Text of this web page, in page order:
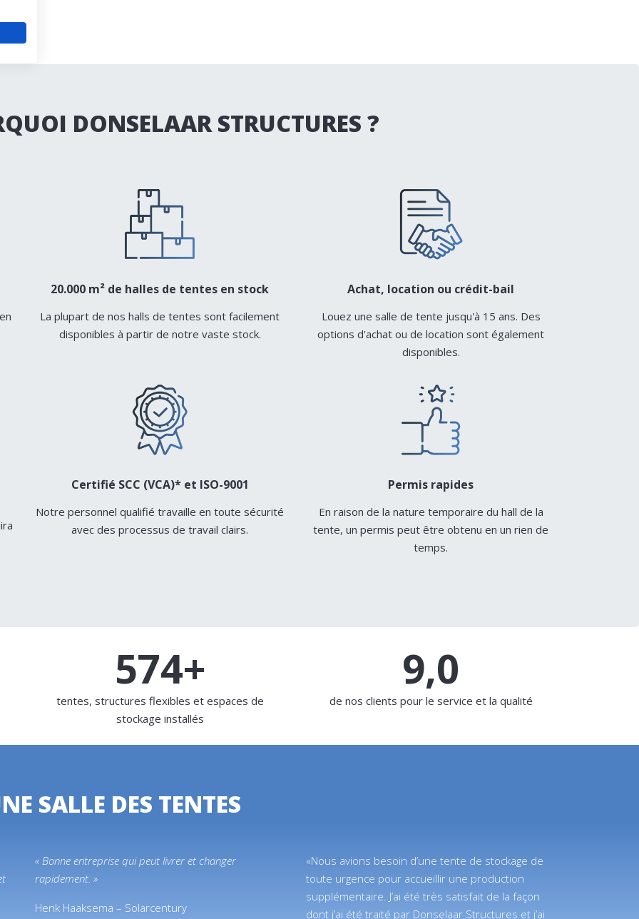
DONSELAAR STRUCTURES ?
20.000 m² de halles de tentes en stock
La plupart de nos halls de tentes sont facilement
disponibles à partir de notre vaste stock.
Achat, location ou crédit-bail
Louez une salle de tente jusqu'à 15 ans. Des
options d'achat ou de location sont également
disponibles.
Certifié SCC (VCA)* et ISO-9001
Notre personnel qualifié travaille en toute sécurité
avec des processus de travail clairs.
Permis rapides
En raison de la nature temporaire du hall de la
tente, un permis peut être obtenu en un rien de
temps.
734+
tentes, structures flexibles et espaces de
stockage installés
9,0
de nos clients pour le service et la qualité
SALLE DES TENTES
« Bonne entreprise qui peut livrer et changer
rapidement. »
Henk Haaksema – Solarcentury
«Nous avions besoin d’une tente de stockage de
toute urgence pour accueillir une production
supplémentaire. J’ai été très satisfait de la façon
dont j’ai été traité par Donselaar Structures et j’ai